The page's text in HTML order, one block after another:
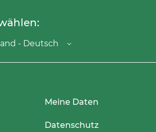
- Deutsch
Meine Daten
Datenschutz